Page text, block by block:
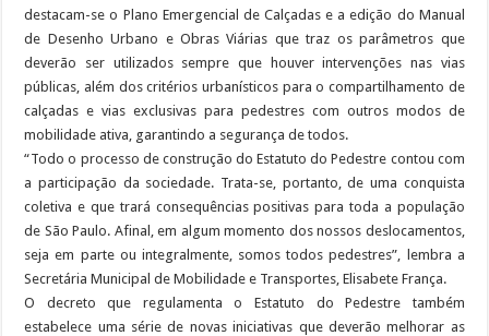
destacam-se o Plano Emergencial de Calçadas e a edição do Manual
de Desenho Urbano e Obras Viárias que traz os parâmetros que
deverão ser utilizados sempre que houver intervenções nas vias
públicas, além dos critérios urbanísticos para o compartilhamento de
calçadas e vias exclusivas para pedestres com outros modos de
mobilidade ativa, garantindo a segurança de todos.
“Todo o processo de construção do Estatuto do Pedestre contou com
a participação da sociedade. Trata-se, portanto, de uma conquista
coletiva e que trará consequências positivas para toda a população
de São Paulo. Afinal, em algum momento dos nossos deslocamentos,
seja em parte ou integralmente, somos todos pedestres”, lembra a
Secretária Municipal de Mobilidade e Transportes, Elisabete França.
O decreto que regulamenta o Estatuto do Pedestre também
estabelece uma série de novas iniciativas que deverão melhorar as